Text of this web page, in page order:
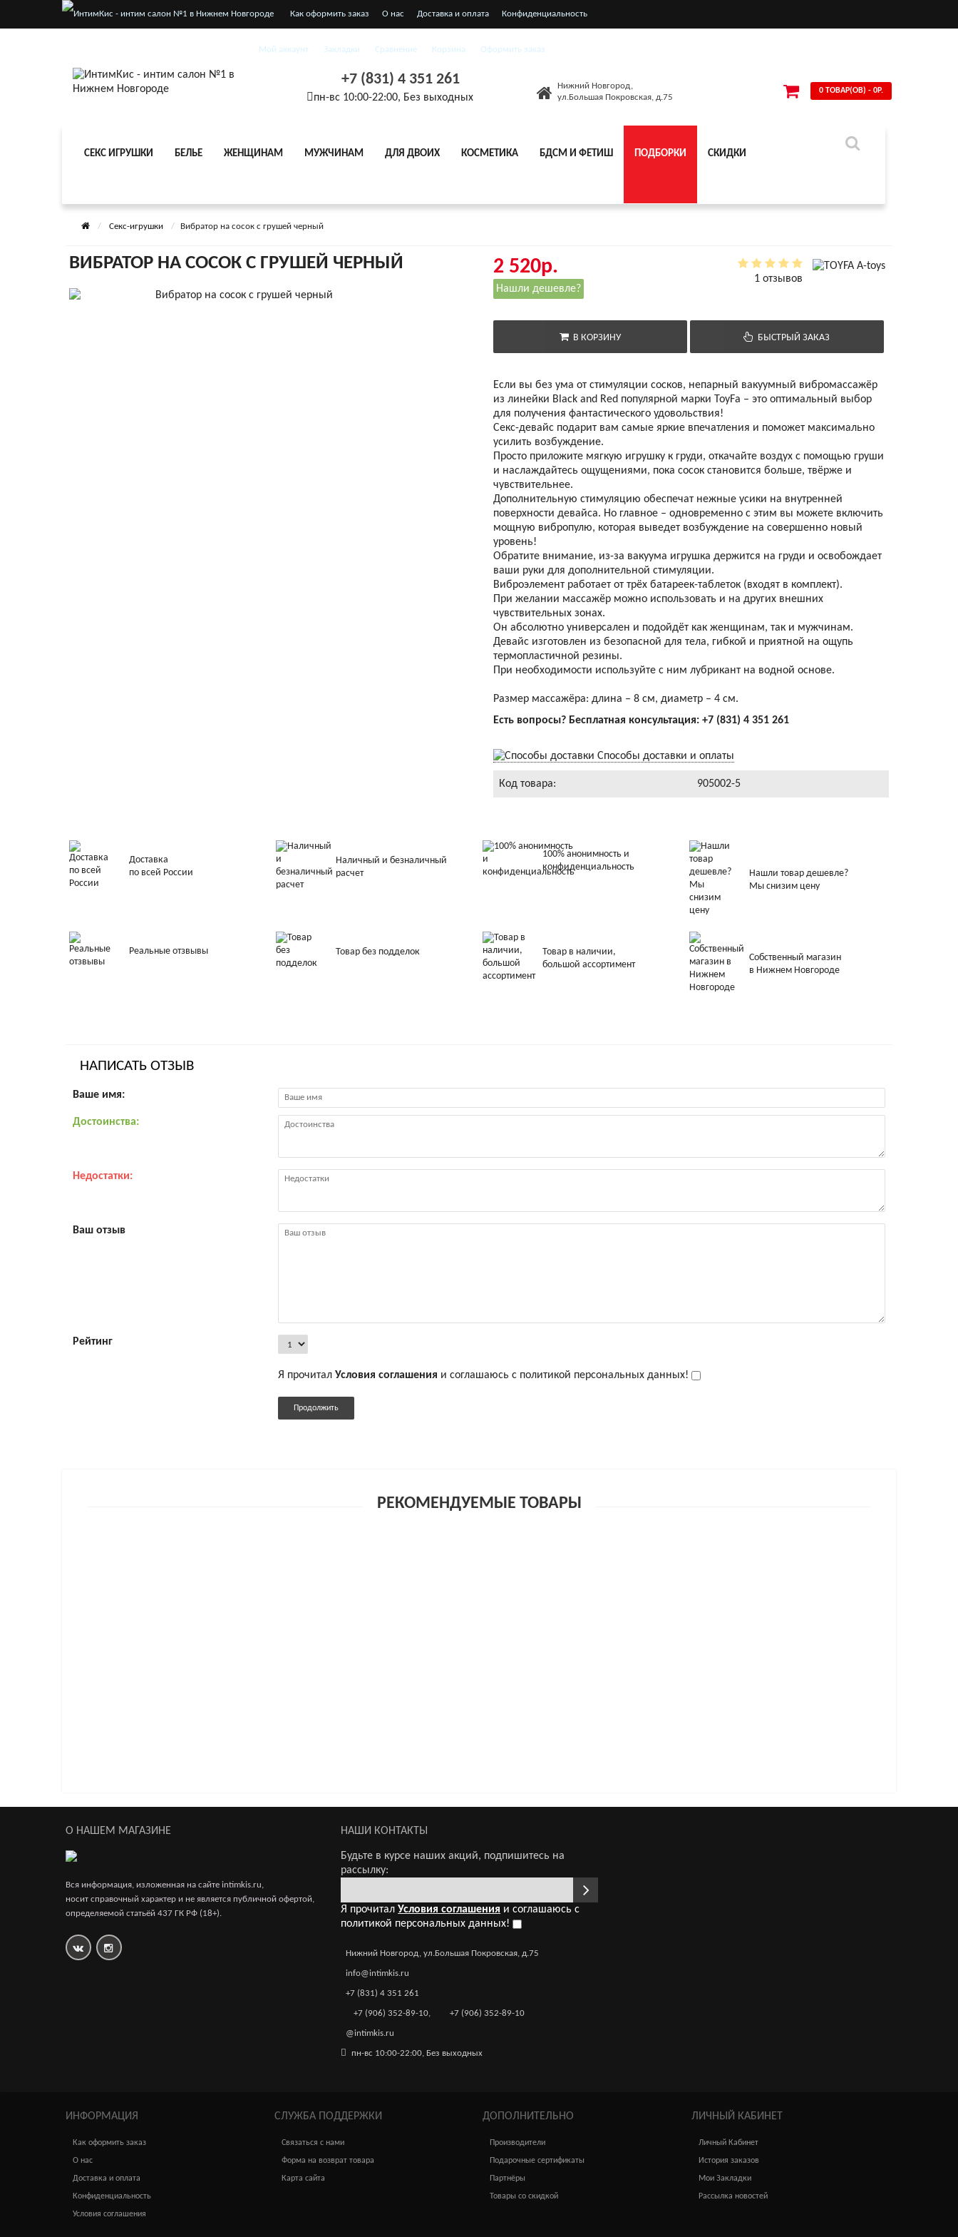
Как оформить заказ О нас Доставка и оплата Конфиденциальность
Мой аккаунт Закладки Сравнение Корзина Оформить заказ
+7 (831) 4 351 261
пн-вс 10:00-22:00, Без выходных
Нижний Новгород,
ул.Большая Покровская, д.75
0 ТОВАР(ОВ) - 0Р.
СЕКС ИГРУШКИ БЕЛЬЕ ЖЕНЩИНАМ МУЖЧИНАМ ДЛЯ ДВОИХ КОСМЕТИКА БДСМ И ФЕТИШ ПОДБОРКИ СКИДКИ
Секс-игрушки Вибратор на сосок с грушей черный
ВИБРАТОР НА СОСОК С ГРУШЕЙ ЧЕРНЫЙ
1 отзывов
2 520р.
Нашли дешевле?
В КОРЗИНУ БЫСТРЫЙ ЗАКАЗ
Если вы без ума от стимуляции сосков, непарный вакуумный вибромассажёр
из линейки Black and Red популярной марки ToyFa – это оптимальный выбор
для получения фантастического удовольствия!
Секс-девайс подарит вам самые яркие впечатления и поможет максимально
усилить возбуждение.
Просто приложите мягкую игрушку к груди, откачайте воздух с помощью груши
и наслаждайтесь ощущениями, пока сосок становится больше, твёрже и
чувствительнее.
Дополнительную стимуляцию обеспечат нежные усики на внутренней
поверхности девайса. Но главное – одновременно с этим вы можете включить
мощную вибропулю, которая выведет возбуждение на совершенно новый
уровень!
Обратите внимание, из-за вакуума игрушка держится на груди и освобождает
ваши руки для дополнительной стимуляции.
Виброэлемент работает от трёх батареек-таблеток (входят в комплект).
При желании массажёр можно использовать и на других внешних
чувствительных зонах.
Он абсолютно универсален и подойдёт как женщинам, так и мужчинам.
Девайс изготовлен из безопасной для тела, гибкой и приятной на ощупь
термопластичной резины.
При необходимости используйте с ним лубрикант на водной основе.
Размер массажёра: длина – 8 см, диаметр – 4 см.
Есть вопросы? Бесплатная консультация: +7 (831) 4 351 261
Способы доставки и оплаты
Код товара: 905002-5
Доставка
по всей России
Наличный и безналичный
расчет
100% анонимность и
конфиденциальность
Нашли товар дешевле?
Мы снизим цену
Реальные отзвывы Товар без подделок
Товар в наличии,
большой ассортимент
Собственный магазин
в Нижнем Новгороде
НАПИСАТЬ ОТЗЫВ
Ваше имя:
Достоинства:
Недостатки:
Ваш отзыв
Рейтинг
Я прочитал Условия соглашения и соглашаюсь с политикой персональных данных!
Продолжить
РЕКОМЕНДУЕМЫЕ ТОВАРЫ
Насадка поясная с вибратором, 20 см, телесная
4 100р.
О НАШЕМ МАГАЗИНЕ
Вся информация, изложенная на сайте intimkis.ru,
носит справочный характер и не является публичной офертой,
определяемой статьёй 437 ГК РФ (18+).
НАШИ КОНТАКТЫ
Будьте в курсе наших акций, подпишитесь на
рассылку:
Я прочиталУсловия соглашения и соглашаюсь с
политикой персональных данных!
Нижний Новгород, ул.Большая Покровская, д.75
info@intimkis.ru
+7 (831) 4 351 261
+7 (906) 352-89-10, +7 (906) 352-89-10
@intimkis.ru
пн-вс 10:00-22:00, Без выходных
ИНФОРМАЦИЯ
Как оформить заказ
О нас
Доставка и оплата
Конфиденциальность
Условия соглашения
СЛУЖБА ПОДДЕРЖКИ
Связаться с нами
Форма на возврат товара
Карта сайта
ДОПОЛНИТЕЛЬНО
Производители
Подарочные сертификаты
Партнёры
Товары со скидкой
ЛИЧНЫЙ КАБИНЕТ
Личный Кабинет
История заказов
Мои Закладки
Рассылка новостей